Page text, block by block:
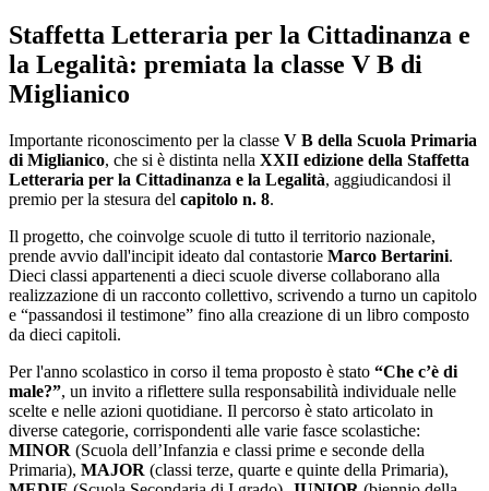
Staffetta Letteraria per la Cittadinanza e
la Legalità: premiata la classe V B di
Miglianico
Importante riconoscimento per la classe V B della Scuola Primaria
di Miglianico, che si è distinta nella XXII edizione della Staffetta
Letteraria per la Cittadinanza e la Legalità, aggiudicandosi il
premio per la stesura del capitolo n. 8.
Il progetto, che coinvolge scuole di tutto il territorio nazionale,
prende avvio dall'incipit ideato dal contastorie Marco Bertarini.
Dieci classi appartenenti a dieci scuole diverse collaborano alla
realizzazione di un racconto collettivo, scrivendo a turno un capitolo
e “passandosi il testimone” fino alla creazione di un libro composto
da dieci capitoli.
Per l'anno scolastico in corso il tema proposto è stato “Che c’è di
male?”, un invito a riflettere sulla responsabilità individuale nelle
scelte e nelle azioni quotidiane. Il percorso è stato articolato in
diverse categorie, corrispondenti alle varie fasce scolastiche:
MINOR (Scuola dell’Infanzia e classi prime e seconde della
Primaria), MAJOR (classi terze, quarte e quinte della Primaria),